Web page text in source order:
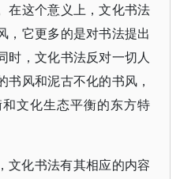
在这个意义上，文化书法
，它更多的是对书法提出
时，文化书法反对一切人
书风和泥古不化的书风，
文化生态平衡的东方特
文化书法有其相应的内容